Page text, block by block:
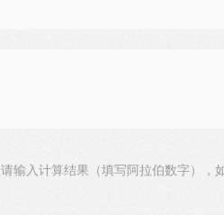
请输入计算结果（填写阿拉伯数字），